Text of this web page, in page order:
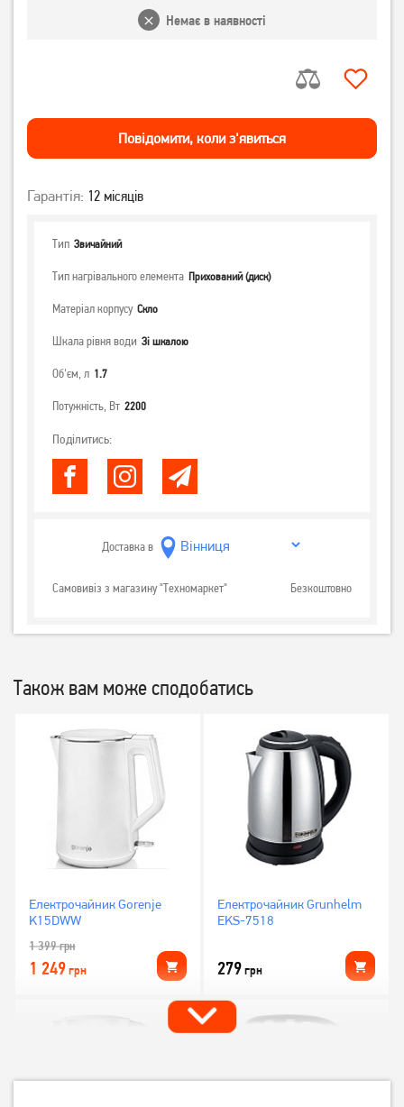
Немає в наявності
Повiдомити, коли з'явиться
Гарантія: 12 місяців
Тип Звичайний
Тип нагрівального елемента Прихований (диск)
Матеріал корпусу Скло
Шкала рівня води Зі шкалою
Об'єм, л 1.7
Потужність, Вт 2200
Поділитись:
Доставка в
Самовивіз з магазину "Техномаркет" Безкоштовно
Також вам може сподобатись
Електрочайник Gorenje
K15DWW
1 399грн
1 249грн
Електрочайник Grunhelm
EKS-7518
279грн